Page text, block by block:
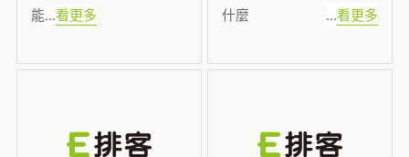
能...看更多
什麼
...看更多